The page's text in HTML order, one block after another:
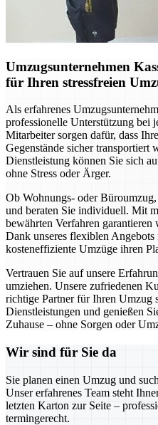
Umzugsunternehmen
für Ihren stressfreien
Als erfahrenes
professionelle Unterstützung bei
Mitarbeiter sorgen dafür, dass
Gegenstände sicher transportiert
Dienstleistung können Sie sich
ohne Stress oder Ärger.
Ob Wohnungs- oder
und beraten Sie individuell. Mit
bewährten Verfahren
Dank unseres flexiblen
kosteneffiziente Umzüge ihren
Vertrauen Sie auf unsere
umziehen. Unsere zufriedenen
richtige Partner für Ihren Umzug
Dienstleistungen und genießen
Zuhause – ohne Sorgen oder
Wir sind für Sie da
Sie planen einen Umzug und
Unser erfahrenes Team steht
letzten Karton zur Seite –
termingerecht.